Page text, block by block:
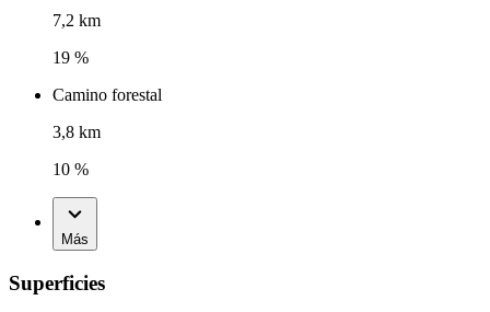
7,2 km
19 %
Camino forestal
3,8 km
10 %
Más
Superficies